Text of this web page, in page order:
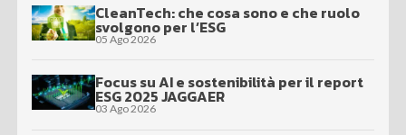
CleanTech: che cosa sono e che ruolo
svolgono per l’ESG
05 Ago 2026
Focus su AI e sostenibilità per il report
ESG 2025 JAGGAER
03 Ago 2026